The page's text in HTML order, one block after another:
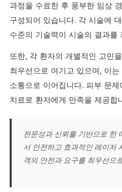
과정을 수료한 후 풍부한 임상
구성되어 있습니다. 각 시술에
수준의 기술력이 시술의 결과를
또한, 각 환자의 개별적인 고민
최우선으로 여기고 있으며, 이
소통으로 이어집니다. 피부 문
치료로 환자에게 만족을 제공합
전문성과 신뢰를 기반으로 한
서 안전하고 효과적인 레이저
객의 안전과 요구를 최우선으